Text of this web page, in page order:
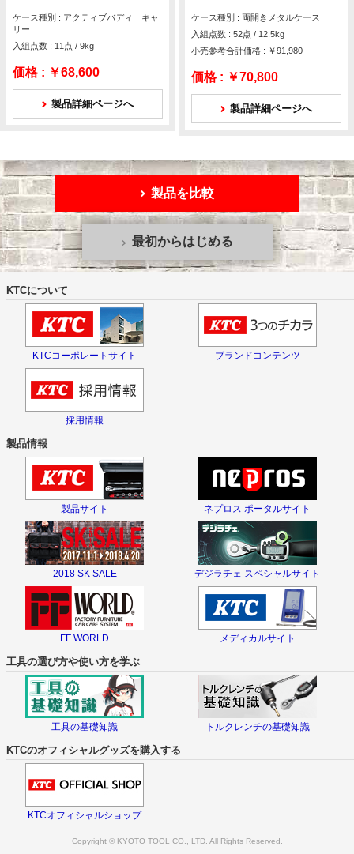
ケース種別 : アクティブバディ キャ
リー
入組点数 : 11点 / 9kg
価格 : ￥68,600
製品詳細ページへ
ケース種別 : 両開きメタルケース
入組点数 : 52点 / 12.5kg
小売参考合計価格 : ￥91,980
価格 : ￥70,800
製品詳細ページへ
製品を比較
最初からはじめる
KTCについて
KTCコーポレートサイト ブランドコンテンツ
採用情報
製品情報
製品サイト ネプロス ポータルサイト
2018 SK SALE デジラチェ スペシャルサイト
FF WORLD メディカルサイト
工具の選び方や使い方を学ぶ
工具の基礎知識 トルクレンチの基礎知識
KTCのオフィシャルグッズを購入する
KTCオフィシャルショップ
Copyright © KYOTO TOOL CO., LTD. All Rights Reserved.